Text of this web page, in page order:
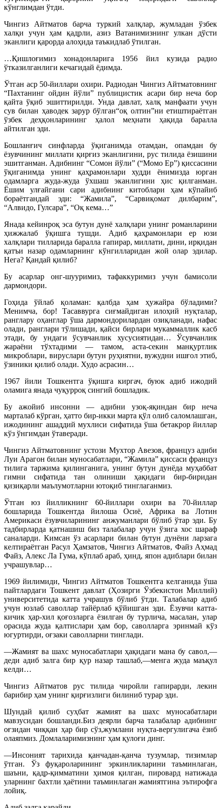
кўнглимдан ўтди.
Чингиз Айтматов барча туркий халқлар, жумладан ўзбек
халқи учун ҳам қадрли, азиз Ватанимизнинг улкан дўсти
эканлиги қарорда алоҳида таъкидлаб ўтилган.
…Қишлоғимиз хонадонларига 1956 йил кузида радио
ўтказилганлиги кечагидай ёдимда.
Ўтган аср 50-йиллари охири. Радиодан Чингиз Айтматовнинг
“Пахтанинг ойдин йўли” публицистик асари бир неча бор
қайта ўқиб эшиттирилди. Унда давлат, халқ манфаати учун
сув билан ҳаводек зарур бўлган“оқ олтин”ни етиштираётган
ўзбек деҳқонларининг ҳалол меҳнати ҳақида баралла
айтилган эди.
Бошланғич синфларда ўқиганимда отамдан, опамдан бу
ёзувчининг миллати қирғиз эканлигини, рус тилида ёзишини
эшитганман. Адибнинг “Сомон йўли” (“Момо Ер”) қиссасини
ўқиганимда унинг қаҳрамонлари худди ёнимизда юрган
одамларга жуда-жуда ўхшаш эканлигини ҳис қилганман.
Ёшим улғайгани сари адибнинг китоблари ҳам кўпайиб
бораётгандай эди: “Жамила”, “Сарвиқомат дилбарим”,
“Алвидо, Гулсара”, “Оқ кема…”
Янада кейинроқ эса бутун дунё халқлари унинг романларини
ҳижжалаб ўқишга тушди. Адиб қаҳрамонлари ер юзи
халқлари тилларида баралла гапирар, миллати, дини, ирқидан
қатъи назар одамларнинг кўнгилларидан жой олар эдилар.
Нега? Қандай қилиб?
Бу асарлар онг-шууримиз, тафаккуримиз учун бамисоли
дармондори.
Гоҳида ўйлаб қоламан: қалбда ҳам ҳужайра бўладими?
Менимча, бор! Тасаввурга сиғмайдиган илоҳий нуқталар,
ранглару оҳанглар ўша дармондорилардан озиқланади, нафас
олади, ранглари тўлишади, қайси бирлари мукаммаллик касб
этади, бу ундаги ўсувчанлик хусусиятидан… Ўсувчанлик
жараёни тўхтадими — тамом, аста-секин манқуртлик
микроблари, вируслари бутун руҳиятни, вужудни ишғол этиб,
ўзиники қилиб олади. Худо асрасин…
1967 йили Тошкентга ўқишга киргач, буюк адиб ижодий
оламига янада чуқурроқ сингий бошладик.
Бу ажойиб инсонни — адибни узоқ-яқиндан бир неча
марталаб кўрган, ҳатто бир-икки марта қўл олиб саломлашган,
ижодининг ашаддий мухлиси сифатида ўша бетакрор йиллар
кўз ўнгимдан ўтаверади.
Чингиз Айтматовнинг устози Мухтор Авезов, француз адиби
Луи Арагон билан муносабатлари, “Жамила” қиссаси француз
тилига таржима қилинганига, унинг бутун дунёда муҳаббат
гимни сифатида тан олиниши ҳақидаги бир-биридан
қизиқарли маълумотларни ютоқиб тинглаганмиз.
Ўтган юз йилликнинг 60-йиллари охири ва 70-йиллар
бошларида Тошкентда йилоша Осиё, Африка ва Лотин
Америкаси ёзувчиларининг анжуманлари бўлиб ўтар эди. Бу
тадбирларда қатнашиш биз талабалар учун ўзига хос шараф
саналарди. Кимсан ўз асарлари билан бутун дунёни ларзага
келтираётган Расул Ҳамзатов, Чингиз Айтматов, Файз Аҳмад
Файз, Алекс Ла Гума, кўплаб араб, ҳинд, япон адиблари билан
учрашувлар…
1969 йилимиди, Чингиз Айтматов Тошкентга келганида ўша
пайтлардаги Тошкент давлат (Ҳозирги Ўзбекистон Миллий)
университетида катта учрашув бўлиб ўтди. Талабалар адиб
учун юзлаб саволлар тайёрлаб қўйишган эди. Ёзувчи катта-
кичик ҳар-хил қоғозларга ёзилган бу турлича, масалан, улар
орасида жуда қалтислари ҳам бор, саволларга эринмай кўз
югуртирди, оғзаки саволларни тинглади.
—Жамият ва шахс муносабатлари ҳақидаги мана бу савол,—
деди адиб залга бир қур назар ташлаб,—менга жуда маъқул
келди…
Чингиз Айтматов рус тилида чиройли гапирарди, лекин
барибир ҳам унинг қирғизлиги билиниб турар эди.
Шундай қилиб суҳбат жамият ва шахс муносабатлари
мавзусидан бошланди.Биз деярли барча талабалар адибнинг
оғзидан чиққан ҳар бир сўз,жумлани нуқта-вергулигача ёзиб
олаяпмиз. Домлаларимизнинг ҳам қулоғи динг.
—Инсоният тарихида қанчадан-қанча тузумлар, тизимлар
ўтган. Ўз фуқароларининг эркинликларини таъминлаган,
шаъни, қадр-қимматини ҳимоя қилган, пировард натижада
уларнинг бахтли ҳаётини таъминлаган жамиятгина эътирофга
лойиқ.